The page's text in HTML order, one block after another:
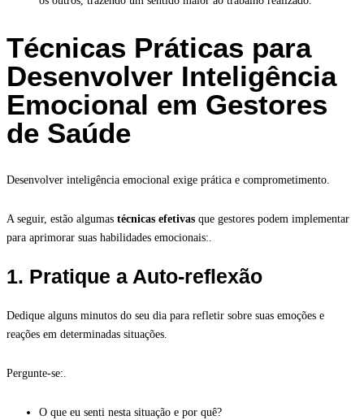
Técnicas Práticas para
Desenvolver Inteligência
Emocional em Gestores
de Saúde
Desenvolver inteligência emocional exige prática e comprometimento.
A seguir, estão algumas técnicas efetivas que gestores podem implementar
para aprimorar suas habilidades emocionais:.
1. Pratique a Auto-reflexão
Dedique alguns minutos do seu dia para refletir sobre suas emoções e
reações em determinadas situações.
Pergunte-se:.
O que eu senti nesta situação e por quê?